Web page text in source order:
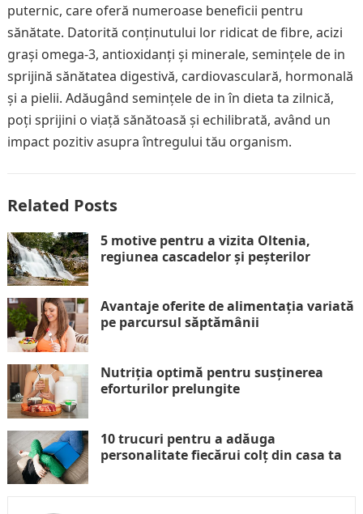
puternic, care oferă numeroase beneficii pentru
sănătate. Datorită conținutului lor ridicat de fibre, acizi
grași omega-3, antioxidanți și minerale, semințele de in
sprijină sănătatea digestivă, cardiovasculară, hormonală
și a pielii. Adăugând semințele de in în dieta ta zilnică,
poți sprijini o viață sănătoasă și echilibrată, având un
impact pozitiv asupra întregului tău organism.
Related Posts
5 motive pentru a vizita Oltenia,
regiunea cascadelor și peșterilor
Avantaje oferite de alimentația variată
pe parcursul săptămânii
Nutriția optimă pentru susținerea
eforturilor prelungite
10 trucuri pentru a adăuga
personalitate fiecărui colț din casa ta